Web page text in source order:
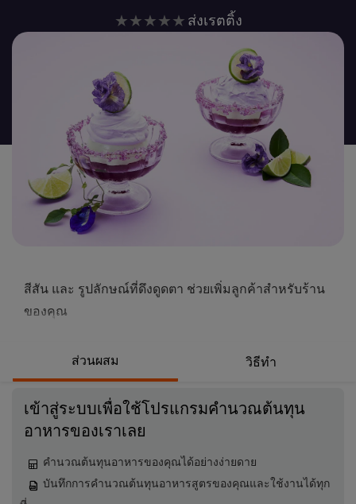
ไม่มี
การ
คะแนน
สำหรับ
recipe
ส่งเรตติ้ง
สีสัน และ รูปลักษณ์ที่ดึงดูดตา ช่วยเพิ่มลูกค้าสำหรับร้าน
ของคุณ
ส่วนผสม วิธีทำ
เข้าสู่ระบบเพื่อใช้โปรแกรมคำนวณต้นทุน
อาหารของเราเลย
คำนวณต้นทุนอาหารของคุณได้อย่างง่ายดาย
บันทึกการคำนวณต้นทุนอาหารสูตรของคุณและใช้งานได้ทุก